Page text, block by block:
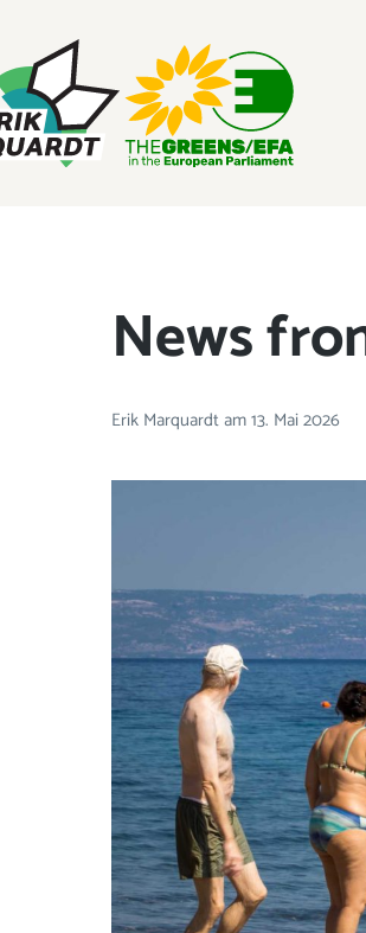
News
Erik Marquardtam13. Mai 2026